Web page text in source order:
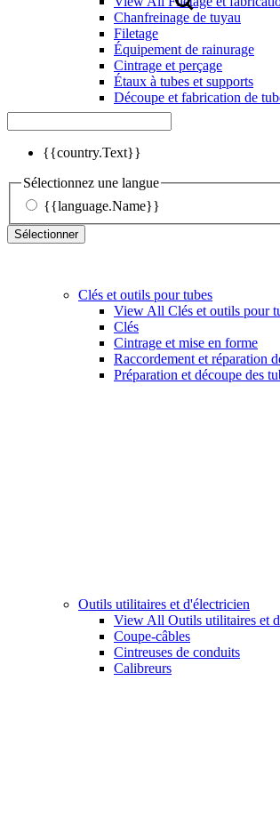
{{country.Text}}
Sélectionnez une langue
{{language.Name}}
Sélectionner
Chanfreinage de tuyau
Filetage
Équipement de rainurage
Cintrage et perçage
Étaux à tubes et supports
Découpe et fabrication de
Clés et outils pour tubes
View All Clés et outils pour
Clés
Cintrage et mise en forme
Raccordement et réparation
Préparation et découpe des
Outils utilitaires et d'électricien
View All Outils utilitaires et
Coupe-câbles
Cintreuses de conduits
Calibreurs